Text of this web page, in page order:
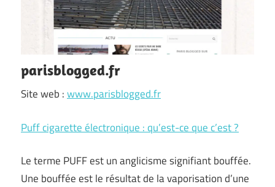
parisblogged.fr
Site web :www.parisblogged.fr
Puff cigarette électronique : qu’est-ce que c’est ?
Le terme PUFF est un anglicisme signifiant bouffée.
Une bouffée est le résultat de la vaporisation d’une